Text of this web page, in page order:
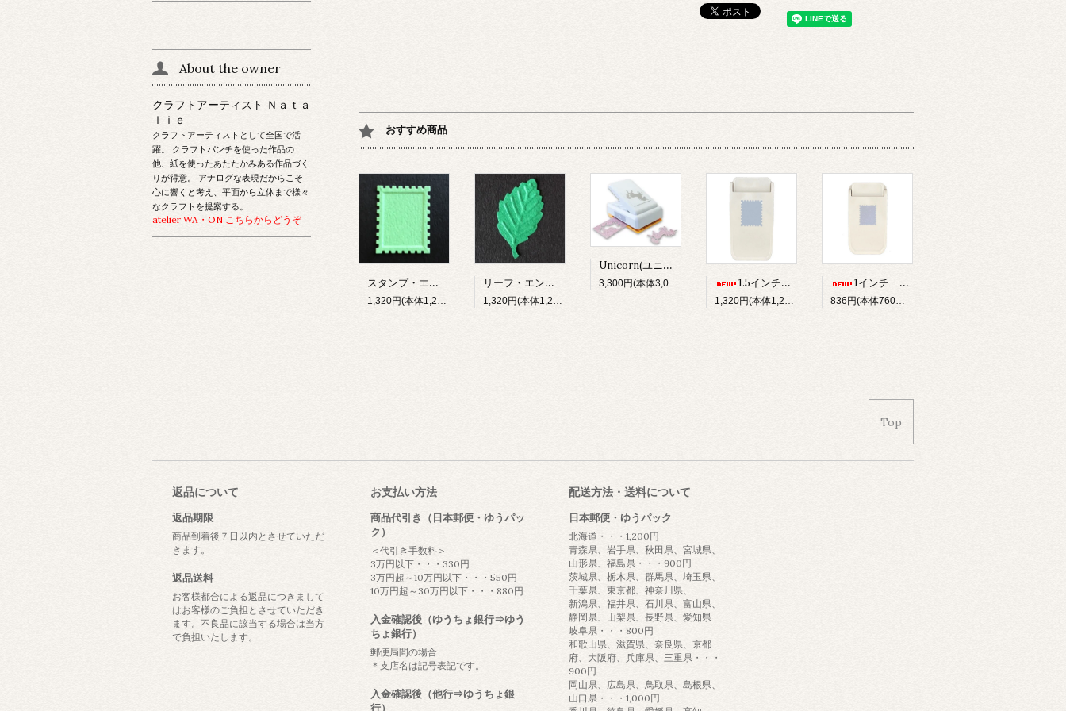
おすすめ商品
スタンプ・エンボスパンチ（DECOP）
1,320円(本体1,200円、税120円)
リーフ・エンボスパンチ（DECOP）
1,320円(本体1,200円、税120円)
Unicorn(ユニコーン)・スリムロックラージSL4（Punch Bunch）
1.5インチ スタンプ・ストロングパンチ（DECOP）
1,320円(本体1,200円、税120円)
1インチ スタンプ・ストロングパンチ（DECOP）
836円(本体760円、税76円)
About the owner
クラフトアーティスト Ｎａｔａ
ｌｉｅ
クラフトアーティストとして全国で活
躍。 クラフトパンチを使った作品の
他、紙を使ったあたたかみある作品づく
りが得意。 アナログな表現だからこそ
心に響くと考え、平面から立体まで様々
なクラフトを提案する。
atelier WA・ON こちらからどうぞ
Top
返品について
返品期限
商品到着後７日以内とさせていただ
きます。
返品送料
お客様都合による返品につきまして
はお客様のご負担とさせていただき
ます。不良品に該当する場合は当方
で負担いたします。
お支払い方法
商品代引き（日本郵便・ゆうパッ
ク）
＜代引き手数料＞
3万円以下・・・330円
3万円超～10万円以下・・・550円
10万円超～30万円以下・・・880円
入金確認後（ゆうちょ銀行⇒ゆう
ちょ銀行）
郵便局間の場合
＊支店名は記号表記です。
入金確認後（他行⇒ゆうちょ銀
行）
配送方法・送料について
日本郵便・ゆうパック
北海道・・・1,200円
青森県、岩手県、秋田県、宮城県、
山形県、福島県・・・900円
茨城県、栃木県、群馬県、埼玉県、
千葉県、東京都、神奈川県、
新潟県、福井県、石川県、富山県、
静岡県、山梨県、長野県、愛知県
岐阜県・・・800円
和歌山県、滋賀県、奈良県、京都
府、大阪府、兵庫県、三重県・・・
900円
岡山県、広島県、鳥取県、島根県、
山口県・・・1,000円